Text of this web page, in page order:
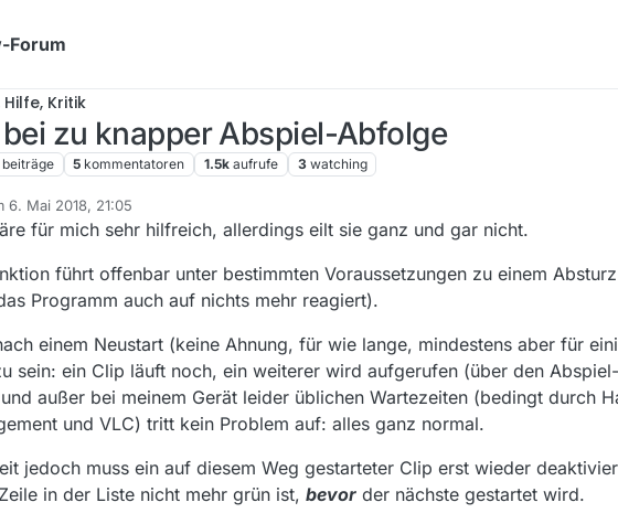
Forum
Kritik
zu knapper Abspiel-Abfolge
beiträge 5 kommentatoren 1.5k aufrufe 3 watching
6. Mai 2018, 21:05
von
für mich sehr hilfreich, allerdings eilt sie ganz und gar nicht.
führt offenbar unter bestimmten Voraussetzungen zu einem
Programm auch auf nichts mehr reagiert).
einem Neustart (keine Ahnung, für wie lange, mindestens aber für
sein: ein Clip läuft noch, ein weiterer wird aufgerufen (über den
außer bei meinem Gerät leider üblichen Wartezeiten (bedingt durch
und VLC) tritt kein Problem auf: alles ganz normal.
jedoch muss ein auf diesem Weg gestarteter Clip erst wieder
in der Liste nicht mehr grün ist, bevor der nächste gestartet wird.